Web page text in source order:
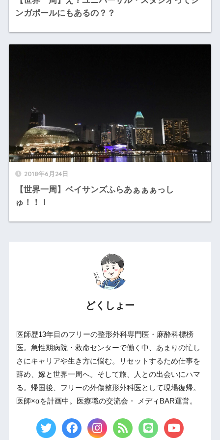
ンガポールにもあるの？？
2018年6月24日
【世界一周】ベイサンズふらあぁぁぁっし
ゅ！！！
どくしょー
医師歴13年目のフリーの整形外科専門医・麻酔科標榜
医。急性期病院・救命センターで働く中、あまりの忙し
さにキャリアや生き方に悩む。リセットするため仕事を
辞め、嫁と世界一周へ。そして旅、人との出会いにハマ
る。帰国後、フリーの外傷整形外科医として現場復帰。
医師×αを計画中。医療職の交流会・ メディBAR運営。